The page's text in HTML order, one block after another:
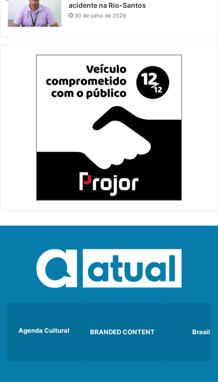
acidente na Rio-Santos
30 de julho de 2026
Agenda Cultural BRANDED CONTENT Brasil